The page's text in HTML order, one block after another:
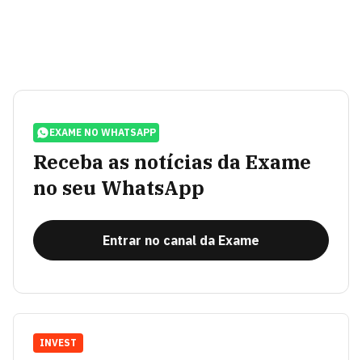
EXAME NO WHATSAPP
Receba as notícias da Exame
no seu WhatsApp
Entrar no canal da Exame
INVEST